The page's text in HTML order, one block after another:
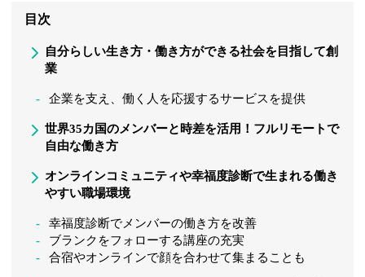
目次
自分らしい生き方・働き方ができる社会を目指して創
業
企業を支え、働く人を応援するサービスを提供
世界35カ国のメンバーと時差を活用！フルリモートで
自由な働き方
オンラインコミュニティや幸福度診断で生まれる働き
やすい職場環境
幸福度診断でメンバーの働き方を改善
ブランクをフォローする講座の充実
合宿やオンラインで顔を合わせて集まることも